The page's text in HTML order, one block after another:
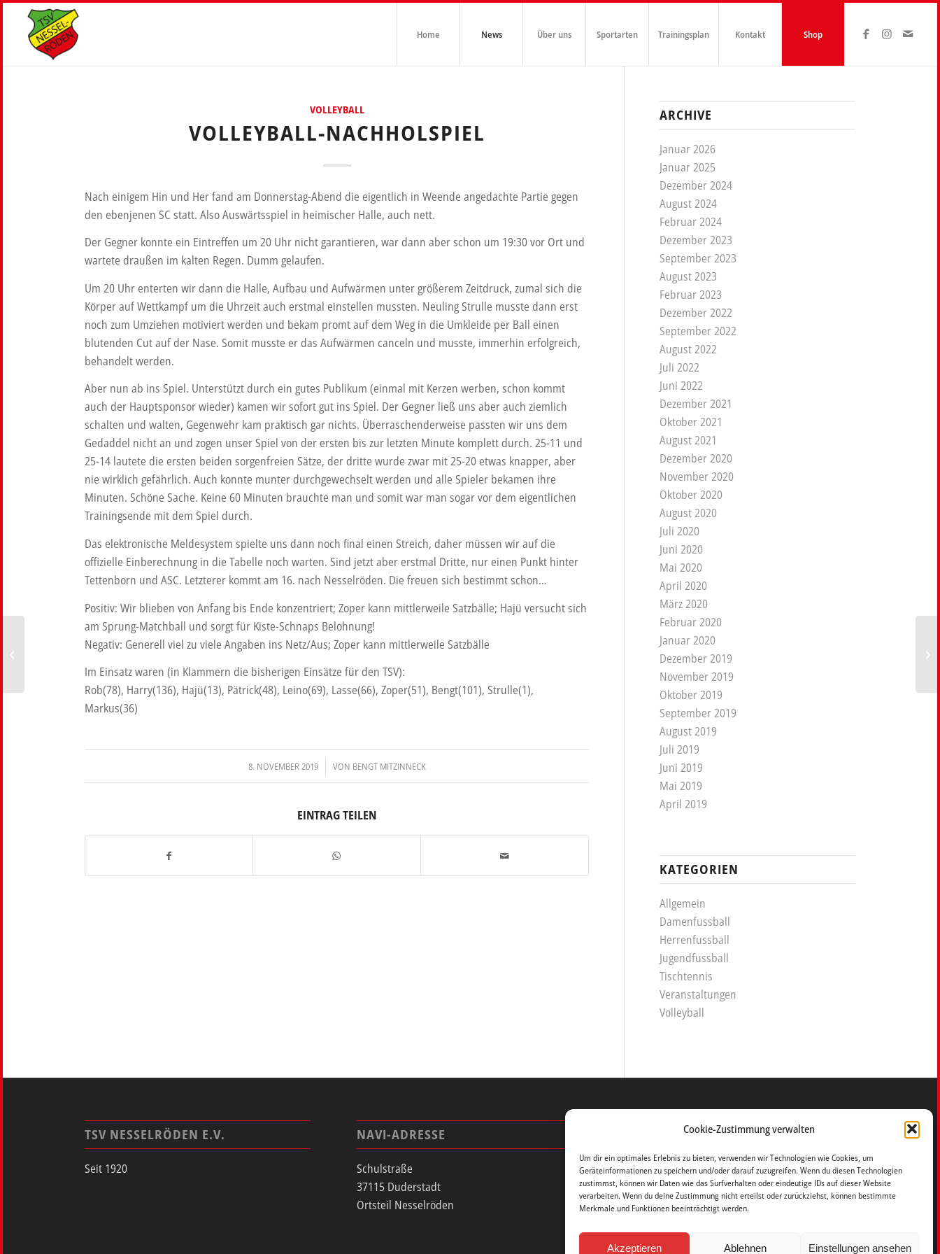
Cookie-Zustimmung verwalten
Um dir ein optimales Erlebnis zu bieten, verwenden wir Technologien wie Cookies, um
Geräteinformationen zu speichern und/oder darauf zuzugreifen. Wenn du diesen Technologien
zustimmst, können wir Daten wie das Surfverhalten oder eindeutige IDs auf dieser Website
verarbeiten. Wenn du deine Zustimmung nicht erteilst oder zurückziehst, können bestimmte
Merkmale und Funktionen beeinträchtigt werden.
Akzeptieren Ablehnen Einstellungen ansehen
Home News Über uns Sportarten Trainingsplan Kontakt Shop
VOLLEYBALL
VOLLEYBALL-NACHHOLSPIEL
Nach einigem Hin und Her fand am Donnerstag-Abend die eigentlich in Weende angedachte Partie gegen
den ebenjenen SC statt. Also Auswärtsspiel in heimischer Halle, auch nett.
Der Gegner konnte ein Eintreffen um 20 Uhr nicht garantieren, war dann aber schon um 19:30 vor Ort und
wartete draußen im kalten Regen. Dumm gelaufen.
Um 20 Uhr enterten wir dann die Halle, Aufbau und Aufwärmen unter größerem Zeitdruck, zumal sich die
Körper auf Wettkampf um die Uhrzeit auch erstmal einstellen mussten. Neuling Strulle musste dann erst
noch zum Umziehen motiviert werden und bekam promt auf dem Weg in die Umkleide per Ball einen
blutenden Cut auf der Nase. Somit musste er das Aufwärmen canceln und musste, immerhin erfolgreich,
behandelt werden.
Aber nun ab ins Spiel. Unterstützt durch ein gutes Publikum (einmal mit Kerzen werben, schon kommt
auch der Hauptsponsor wieder) kamen wir sofort gut ins Spiel. Der Gegner ließ uns aber auch ziemlich
schalten und walten, Gegenwehr kam praktisch gar nichts. Überraschenderweise passten wir uns dem
Gedaddel nicht an und zogen unser Spiel von der ersten bis zur letzten Minute komplett durch. 25-11 und
25-14 lautete die ersten beiden sorgenfreien Sätze, der dritte wurde zwar mit 25-20 etwas knapper, aber
nie wirklich gefährlich. Auch konnte munter durchgewechselt werden und alle Spieler bekamen ihre
Minuten. Schöne Sache. Keine 60 Minuten brauchte man und somit war man sogar vor dem eigentlichen
Trainingsende mit dem Spiel durch.
Das elektronische Meldesystem spielte uns dann noch final einen Streich, daher müssen wir auf die
offizielle Einberechnung in die Tabelle noch warten. Sind jetzt aber erstmal Dritte, nur einen Punkt hinter
Tettenborn und ASC. Letzterer kommt am 16. nach Nesselröden. Die freuen sich bestimmt schon…
Positiv: Wir blieben von Anfang bis Ende konzentriert; Zoper kann mittlerweile Satzbälle; Hajü versucht sich
am Sprung-Matchball und sorgt für Kiste-Schnaps Belohnung!
Negativ: Generell viel zu viele Angaben ins Netz/Aus; Zoper kann mittlerweile Satzbälle
Im Einsatz waren (in Klammern die bisherigen Einsätze für den TSV):
Rob(78), Harry(136), Hajü(13), Pätrick(48), Leino(69), Lasse(66), Zoper(51), Bengt(101), Strulle(1),
Markus(36)
8. NOVEMBER 2019
/ VON BENGT MITZINNECK
EINTRAG TEILEN
ARCHIVE
Januar 2026
Januar 2025
Dezember 2024
August 2024
Februar 2024
Dezember 2023
September 2023
August 2023
Februar 2023
Dezember 2022
September 2022
August 2022
Juli 2022
Juni 2022
Dezember 2021
Oktober 2021
August 2021
Dezember 2020
November 2020
Oktober 2020
August 2020
Juli 2020
Juni 2020
Mai 2020
April 2020
März 2020
Februar 2020
Januar 2020
Dezember 2019
November 2019
Oktober 2019
September 2019
August 2019
Juli 2019
Juni 2019
Mai 2019
April 2019
KATEGORIEN
Allgemein
Damenfussball
Herrenfussball
Jugendfussball
Tischtennis
Veranstaltungen
Volleyball
TSV NESSELRÖDEN E.V.
Seit 1920
NAVI-ADRESSE
Schulstraße
37115 Duderstadt
Ortsteil Nesselröden
Friedensweg 4
37115 Duderstadt
Ortsteil Nesselröden
Lasst die Aufholjagd